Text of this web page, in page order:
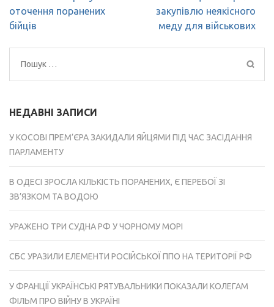
записів
оточення поранених
бійців
закупівлю неякісного
меду для військових
Пошук:
НЕДАВНІ ЗАПИСИ
У КОСОВІ ПРЕМ’ЄРА ЗАКИДАЛИ ЯЙЦЯМИ ПІД ЧАС ЗАСІДАННЯ
ПАРЛАМЕНТУ
В ОДЕСІ ЗРОСЛА КІЛЬКІСТЬ ПОРАНЕНИХ, Є ПЕРЕБОЇ ЗІ
ЗВ’ЯЗКОМ ТА ВОДОЮ
УРАЖЕНО ТРИ СУДНА РФ У ЧОРНОМУ МОРІ
СБС УРАЗИЛИ ЕЛЕМЕНТИ РОСІЙСЬКОЇ ППО НА ТЕРИТОРІЇ РФ
У ФРАНЦІЇ УКРАЇНСЬКІ РЯТУВАЛЬНИКИ ПОКАЗАЛИ КОЛЕГАМ
ФІЛЬМ ПРО ВІЙНУ В УКРАЇНІ